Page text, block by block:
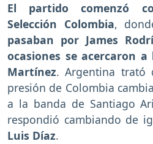
El partido comenzó
Selección Colombia,
pasaban por James
ocasiones se acercaron
Martínez. Argentina trató
presión de Colombia
a la banda de Santiago
respondió cambiando de
Luis Díaz.